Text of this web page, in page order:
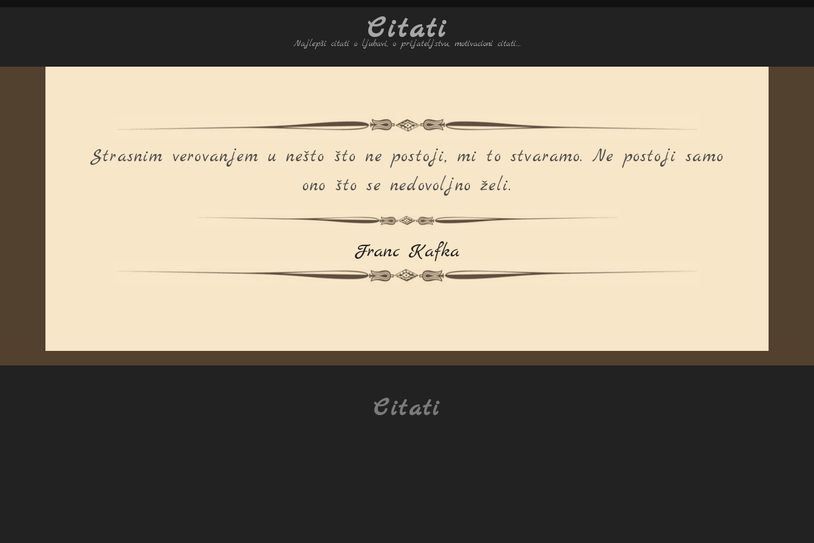
Citati
Najlepši citati o ljubavi, o prijateljstvu, motivacioni citati…
Strasnim verovanjem u nešto što ne postoji, mi to stvaramo. Ne postoji samo
ono što se nedovoljno želi.
Franc Kafka
Citati